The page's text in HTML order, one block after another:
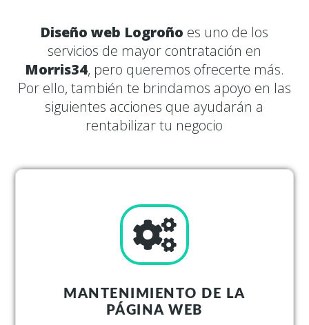
Diseño web Logroño es uno de los
servicios de mayor contratación en
Morris34, pero queremos ofrecerte más.
Por ello, también te brindamos apoyo en las
siguientes acciones que ayudarán a
rentabilizar tu negocio
MANTENIMIENTO DE LA
PÁGINA WEB